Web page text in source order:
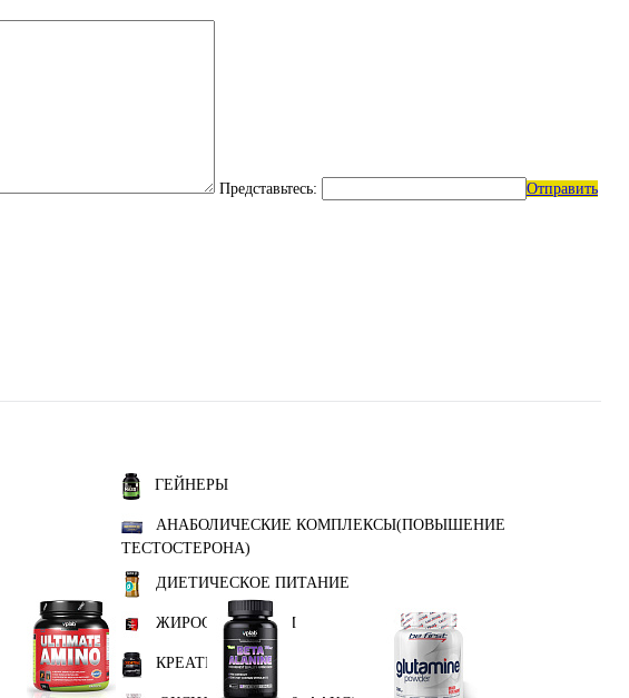
Представьтесь:
Отправить
ГЕЙНЕРЫ
АНАБОЛИЧЕСКИЕ КОМПЛЕКСЫ(ПОВЫШЕНИЕ
ТЕСТОСТЕРОНА)
ДИЕТИЧЕСКОЕ ПИТАНИЕ
ЖИРОСЖИГАТЕЛИ
КРЕАТИН